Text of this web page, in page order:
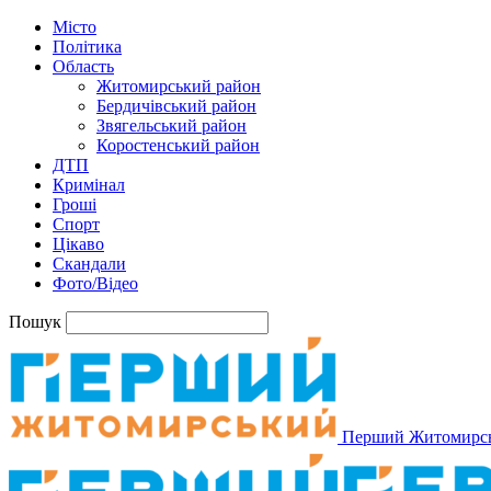
Місто
Політика
Область
Житомирський район
Бердичівський район
Звягельський район
Коростенський район
ДТП
Кримінал
Гроші
Спорт
Цікаво
Скандали
Фото/Відео
Пошук
Перший